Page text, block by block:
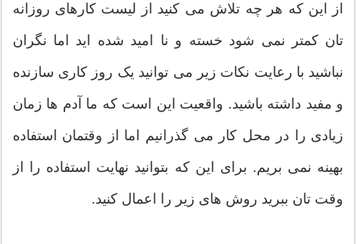
از این که هر چه تلاش می کنید از لیست کارهای روزانه
تان کمتر نمی شود خسته و نا امید شده اید اما نگران
نباشید با رعایت نکات زیر می توانید یک روز کاری سازنده
و مفید داشته باشید. واقعیت این است که ما آدم ها زمان
زیادی را در محل کار می گذرانیم اما از وقتمان استفاده
بهینه نمی بریم. برای این که بتوانید نهایت استفاده را از
وقت تان ببرید روش های زیر را اعمال کنید.